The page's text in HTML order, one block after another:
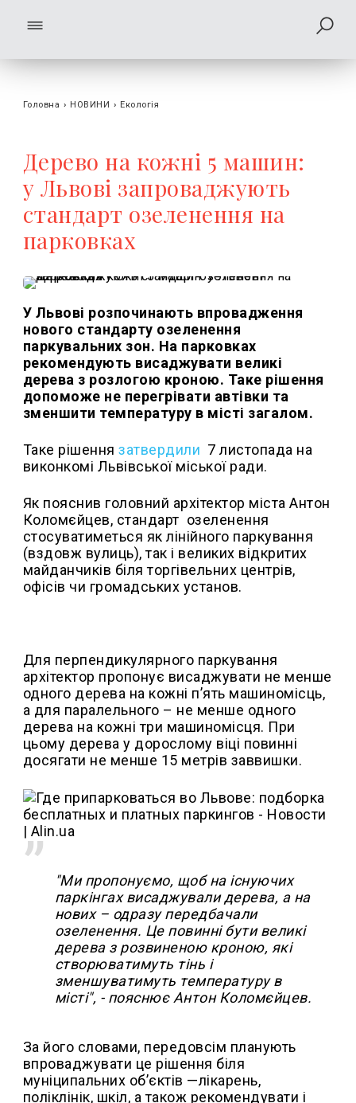
Головна › НОВИНИ › Екологія
Дерево на кожні 5 машин:
у Львові запроваджують
стандарт озеленення на
парковках
У Львові розпочинають впровадження
нового стандарту озеленення
паркувальних зон. На парковках
рекомендують висаджувати великі
дерева з розлогою кроною. Таке рішення
допоможе не перегрівати автівки та
зменшити температуру в місті загалом.
Таке рішеннязатвердили 7 листопада на
виконкомі Львівської міської ради.
Як пояснив головний архітектор міста Антон
Коломєйцев, стандарт озеленення
стосуватиметься як лінійного паркування
(вздовж вулиць), так і великих відкритих
майданчиків біля торгівельних центрів,
офісів чи громадських установ.
Для перпендикулярного паркування
архітектор пропонує висаджувати не менше
одного дерева на кожні п’ять машиномісць,
а для паралельного – не менше одного
дерева на кожні три машиномісця. При
цьому дерева у дорослому віці повинні
досягати не менше 15 метрів заввишки.
"Ми пропонуємо, щоб на існуючих
паркінгах висаджували дерева, а на
нових – одразу передбачали
озеленення. Це повинні бути великі
дерева з розвиненою кроною, які
створюватимуть тінь і
зменшуватимуть температуру в
місті", - пояснює Антон Коломєйцев.
За його словами, передовсім планують
впроваджувати це рішення біля
муніципальних об’єктів —лікарень,
поліклінік, шкіл, а також рекомендувати і